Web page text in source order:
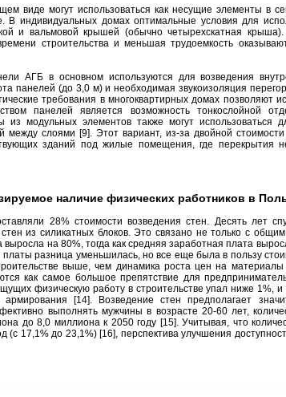
виде могут использоваться как несущие элементы в
В индивидуальных домах оптимальные условия для
и вальмовой крышей (обычно четырехскатная
строительства и меньшая трудоемкость
АГБ в основном используются для возведения
панелей (до 3,0 м) и необходимая звукоизоляция
требования в многоквартирных домах позволяют
панелей является возможность тонкослойной
модульных элементов также могут использоваться
между слоями [9]. Этот вариант, из-за двойной
зданий под жилые помещения, где перекрытия
наличие физических работников в
28% стоимости возведения стен. Десять лет
из силикатных блоков. Это связано не только с
на 80%, тогда как средняя заработная плата
разница уменьшилась, но все еще была в пользу
выше, чем динамика роста цен на
как самое большое препятствие для
физическую работу в строительстве упал ниже 1%,
[14]. Возведение стен предполагает
выполнять мужчины в возрасте 20-60 лет,
до 8,0 миллиона к 2050 году [15]. Учитывая, что
(с 17,1% до 23,1%) [16], перспектива улучшения